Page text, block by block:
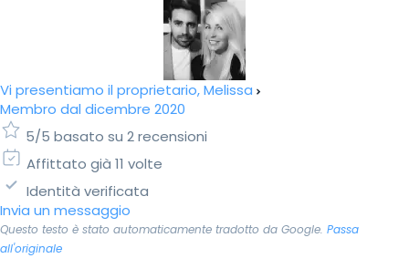
Vi presentiamo il proprietario, Melissa
Membro dal dicembre 2020
5/5 basato su 2 recensioni
Affittato già 11 volte
Identità verificata
Invia un messaggio
Questo testo è stato automaticamente tradotto da Google. Passa
all'originale